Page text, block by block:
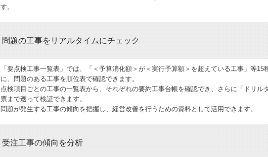
す。
問題の工事をリアルタイムにチェック
「要点検工事一覧表」では、「＜予算消化額＞が＜実行予算額＞を超えている工事」等15
に、問題のある工事を順位表で確認できます。
点検項目ごとの工事の一覧表から、それぞれの要約工事台帳を確認でき、さらに「ドリル
票まで遡って検証できます。
問題が発生する工事の傾向を把握し、経営改善を行うための資料として活用できます。
受注工事の傾向を分析